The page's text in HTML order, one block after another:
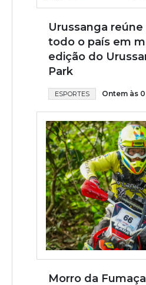
Urussanga
todo o país em
edição do
Park
ESPORTES Ontem às
Morro da